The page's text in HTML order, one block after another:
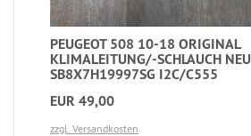
PEUGEOT 508 10-18 ORIGINAL
KLIMALEITUNG/-SCHLAUCH NEU
SB8X7H19997SG I2C/C555
EUR 49,00
zzgl. Versandkosten